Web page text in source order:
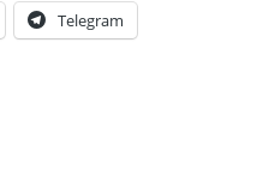
Telegram